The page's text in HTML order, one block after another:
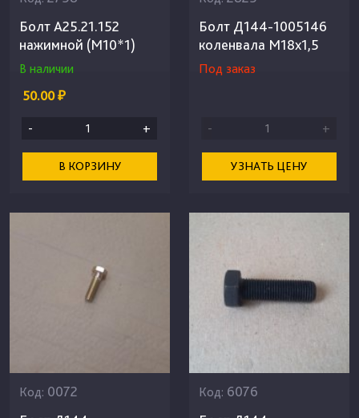
Болт А25.21.152
нажимной (М10*1)
В наличии
50.00 ₽
- +
В КОРЗИНУ
Болт Д144-1005146
коленвала М18х1,5
Под заказ
- +
УЗНАТЬ ЦЕНУ
Код: 0072
Код: 6076